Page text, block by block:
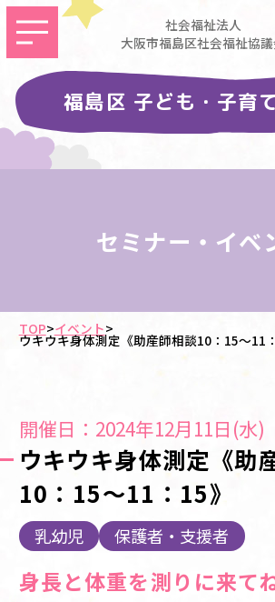
社会福祉法人
大阪市福島区社会福祉協
福島区 子ども・子育
セミナー・イベ
TOP>イベント>
ウキウキ身体測定《助産師相談10：15～11
開催日：2024年12月11日(水)
ウキウキ身体測定《助
10：15～11：15》
乳幼児 保護者・支援者
身長と体重を測りに来て